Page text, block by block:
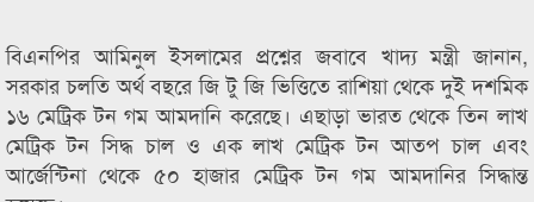
বিএনপির আমিনুল ইসলামের প্রশ্নের জবাবে খাদ্য মন্ত্রী জানান,
সরকার চলতি অর্থ বছরে জি টু জি ভিত্তিতে রাশিয়া থেকে দুই দশমিক
১৬ মেট্রিক টন গম আমদানি করেছে। এছাড়া ভারত থেকে তিন লাখ
মেট্রিক টন সিদ্ধ চাল ও এক লাখ মেট্রিক টন আতপ চাল এবং
আর্জেন্টিনা থেকে ৫০ হাজার মেট্রিক টন গম আমদানির সিদ্ধান্ত